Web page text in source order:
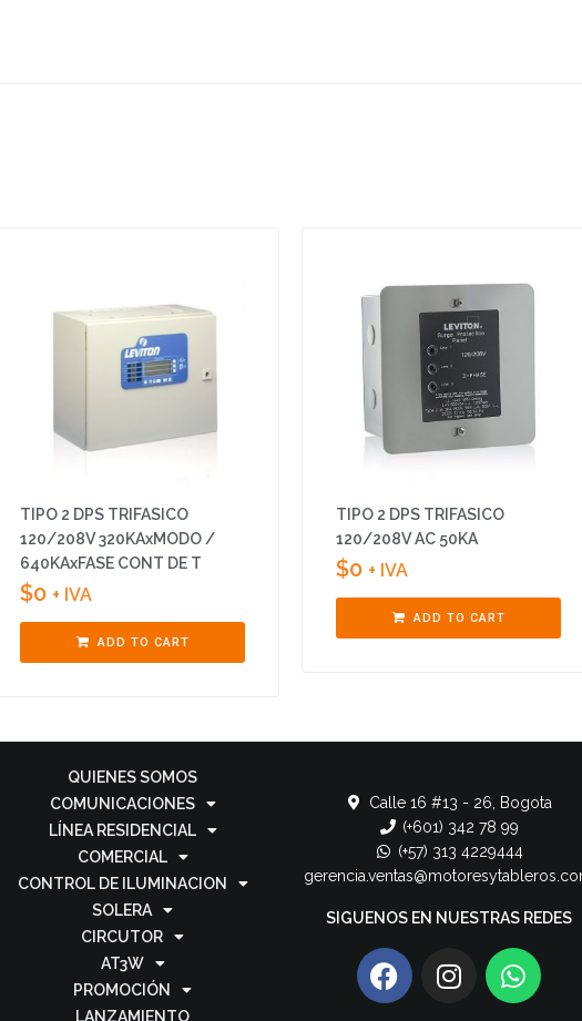
TIPO 2 DPS TRIFASICO
120/208V 320KAxMODO /
640KAxFASE CONT DE T
$0 + IVA
ADD TO CART
TIPO 2 DPS TRIFASICO
120/208V AC 50KA
$0 + IVA
ADD TO CART
QUIENES SOMOS
COMUNICACIONES
LÍNEA RESIDENCIAL
COMERCIAL
CONTROL DE ILUMINACION
SOLERA
CIRCUTOR
AT3W
PROMOCIÓN
LANZAMIENTO
Calle 16 #13 - 26, Bogota
(+601) 342 78 99
(+57) 313 4229444
SIGUENOS EN NUESTRAS REDES